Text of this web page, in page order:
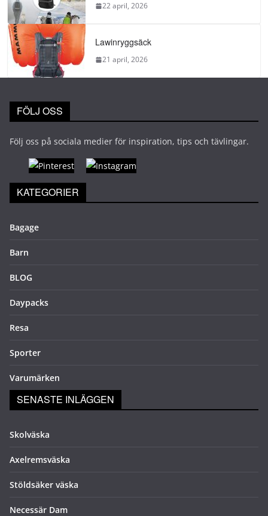
22 april, 2026
Lawinryggsäck
21 april, 2026
FÖLJ OSS
Följ oss på sociala medier för inspiration, tips och tävlingar.
KATEGORIER
Bagage
Barn
BLOG
Daypacks
Resa
Sporter
Varumärken
SENASTE INLÄGGEN
Skolväska
Axelremsväska
Stöldsäker väska
Necessär Dam